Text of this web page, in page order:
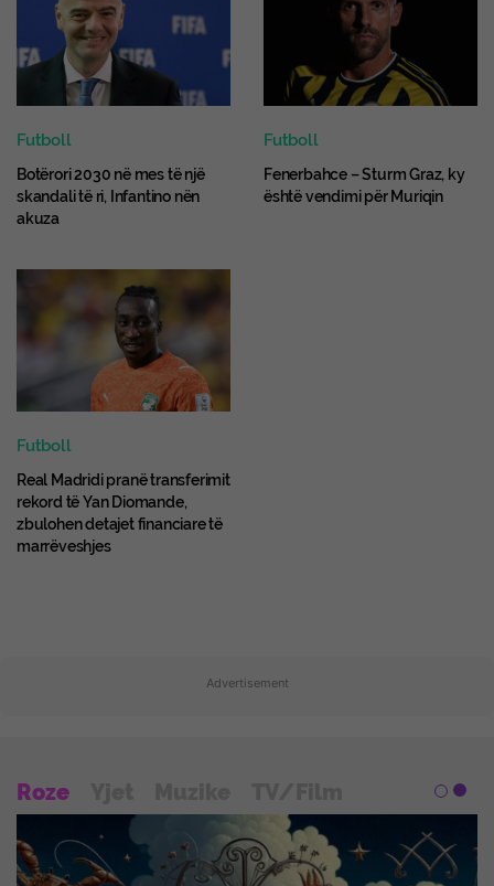
Futboll
Botërori 2030 në mes të një
skandali të ri, Infantino nën
akuza
Futboll
Fenerbahce – Sturm Graz, ky
është vendimi për Muriqin
Futboll
Real Madridi pranë transferimit
rekord të Yan Diomande,
zbulohen detajet financiare të
marrëveshjes
Advertisement
Roze